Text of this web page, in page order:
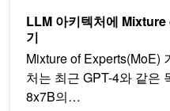
LLM 아키텍처에
기
Mixture of Experts(MoE)
처는 최근 GPT-4와 같은
8x7B의…